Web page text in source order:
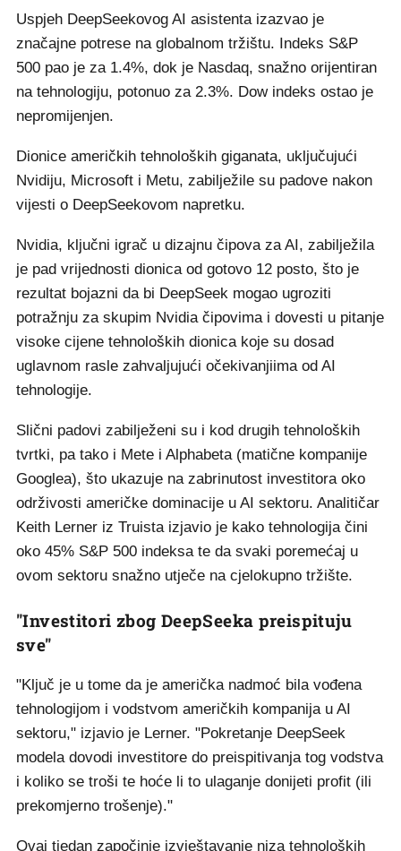
Uspjeh DeepSeekovog AI asistenta izazvao je
značajne potrese na globalnom tržištu. Indeks S&P
500 pao je za 1.4%, dok je Nasdaq, snažno orijentiran
na tehnologiju, potonuo za 2.3%. Dow indeks ostao je
nepromijenjen.
Dionice američkih tehnoloških giganata, uključujući
Nvidiju, Microsoft i Metu, zabilježile su padove nakon
vijesti o DeepSeekovom napretku.
Nvidia, ključni igrač u dizajnu čipova za AI, zabilježila
je pad vrijednosti dionica od gotovo 12 posto, što je
rezultat bojazni da bi DeepSeek mogao ugroziti
potražnju za skupim Nvidia čipovima i dovesti u pitanje
visoke cijene tehnoloških dionica koje su dosad
uglavnom rasle zahvaljujući očekivanjiima od AI
tehnologije.
Slični padovi zabilježeni su i kod drugih tehnoloških
tvrtki, pa tako i Mete i Alphabeta (matične kompanije
Googlea), što ukazuje na zabrinutost investitora oko
održivosti američke dominacije u AI sektoru. Analitičar
Keith Lerner iz Truista izjavio je kako tehnologija čini
oko 45% S&P 500 indeksa te da svaki poremećaj u
ovom sektoru snažno utječe na cjelokupno tržište.
"Investitori zbog DeepSeeka preispituju
sve"
"Ključ je u tome da je američka nadmoć bila vođena
tehnologijom i vodstvom američkih kompanija u AI
sektoru," izjavio je Lerner. "Pokretanje DeepSeek
modela dovodi investitore do preispitivanja tog vodstva
i koliko se troši te hoće li to ulaganje donijeti profit (ili
prekomjerno trošenje)."
Ovaj tjedan započinje izvještavanje niza tehnoloških